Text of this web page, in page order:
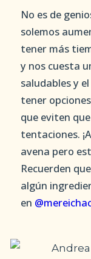
No es de
solemos
tener más
y nos cuesta
saludables y
tener
que eviten
tentaciones.
avena pero
Recuerden
algún
en